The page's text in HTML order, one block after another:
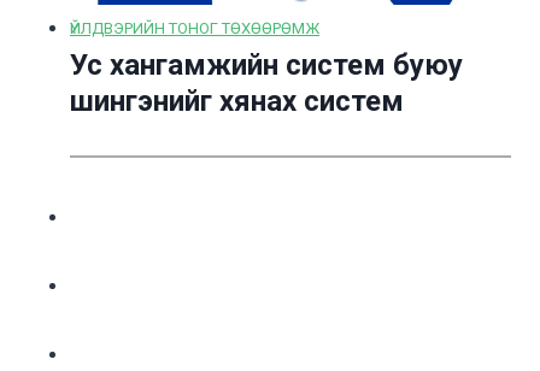
ҮЙЛДВЭРИЙН ТОНОГ ТӨХӨӨРӨМЖ
Ус хангамжийн систем буюу
шингэнийг хянах систем